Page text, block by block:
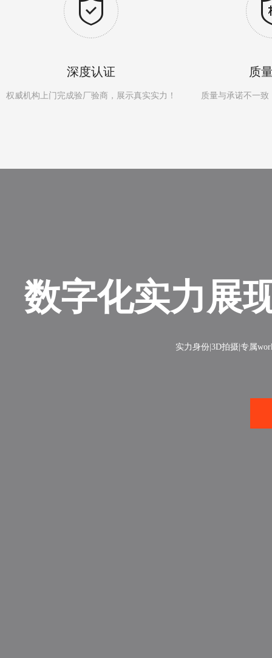
深度认证
权威机构上门完成验厂验商，展示真实实力！
质
质量与承诺不一
数字化实力展
实力身份|3D拍摄|专属